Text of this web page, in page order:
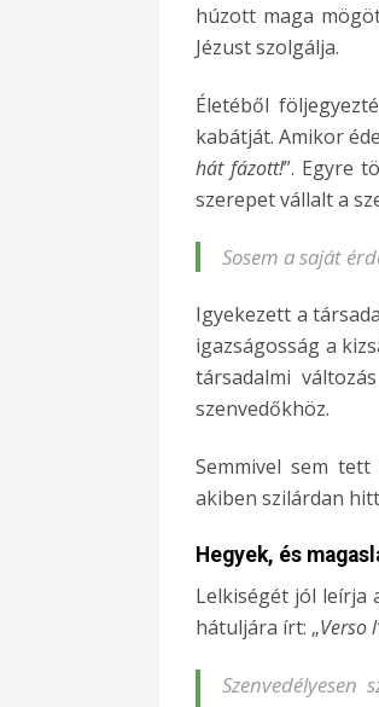
húzott maga
Jézust szolgálja.
Életéből
kabátját. Amikor
hát fázott!”. Egyre
szerepet vállalt a
Sosem a saját
Igyekezett a
igazságosság a
társadalmi
szenvedőkhöz.
Semmivel sem
akiben szilárdan
Hegyek, és
Lelkiségét jól leírja
hátuljára írt: „Verso